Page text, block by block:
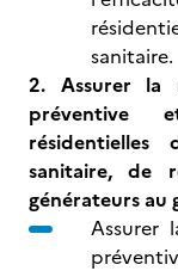
sanitaire.
2. Assurer la
préventive
sanitaire, de
générateurs au
Assurer